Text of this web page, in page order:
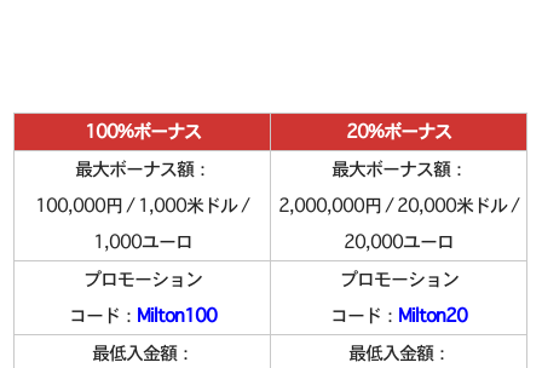
100%ボーナス
20%ボーナス
最大ボーナス額：
100,000円 / 1,000米ドル /
1,000ユーロ
最大ボーナス額：
2,000,000円 / 20,000米ドル /
20,000ユーロ
プロモーション
コード： Milton100
プロモーション
コード： Milton20
最低入金額：
最低入金額：